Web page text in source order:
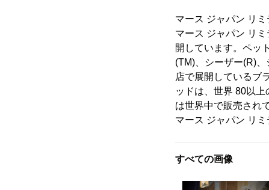
マース ジャパン リ
マース ジャパン リ
開しています。ペッ
(TM)、シーザー(R)
店で展開しているブ
ッドは、世界 80以
は世界中で販売され
マース ジャパン リ
すべての画像